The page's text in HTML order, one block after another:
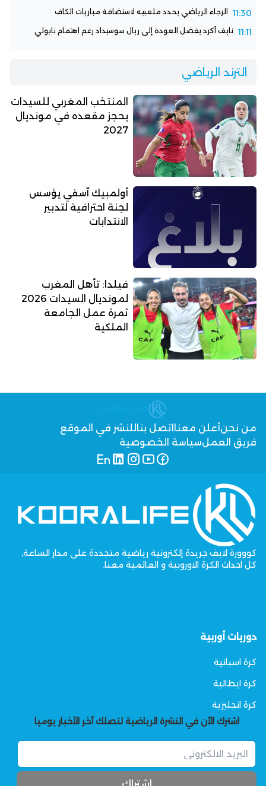
11:30 الرجاء الرياضي يحدد ملعبيه لاستضافة مباريات الكاف
11:11 نايف أكرد يفضل العودة إلى ريال سوسيداد رغم اهتمام نابولي
الترند الرياضي
المنتخب المغربي للسيدات
يحجز مقعده في مونديال
2027
أولمبيك آسفي يؤسس
لجنة احترافية لتدبير
الانتدابات
فيلدا: تأهل المغرب
لمونديال السيدات 2026
ثمرة عمل الجامعة
الملكية
من نحنأعلن معنا اتصل بنا للنشر في الموقع
فريق العملسياسة الخصوصية
كووورة لايف جريدة إلكترونية رياضية متجددة على مدار الساعة,
كل احداث الكرة الاوروبية و العالمية معنا.
دوريات أوربية
كرة اسبانية
كرة ايطالية
كرة انجليزية
اشترك الآن في النشرة الرياضية لتصلك آخر الأخبار يوميا